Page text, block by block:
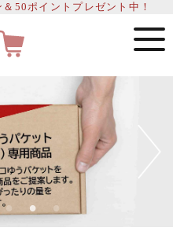
50ポイントプレゼント中！